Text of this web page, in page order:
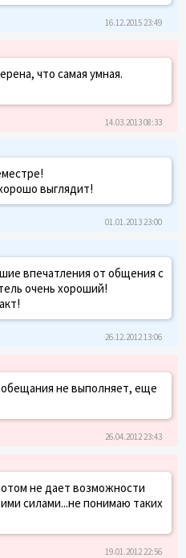
16.12.2015 23:49
что самая умная.
14.03.2013 08:33
выглядит!
01.01.2013 23:00
впечатления от общения с
очень хороший!
26.12.2012 13:06
не выполняет, еще
26.04.2012 23:43
не дает возможности
силами...не понимаю таких
19.01.2012 22:56